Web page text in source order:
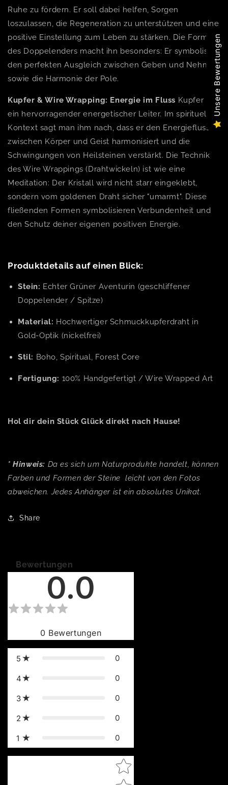
Ruhe zu fördern. Er soll dabei helfen, Sorgen
loszulassen, die Regeneration zu unterstützen und eine
positive Einstellung zum Leben zu stärken. Die Form
des Doppelenders macht ihn besonders: Er symbolisiert
den perfekten Ausgleich zwischen Geben und Nehmen
sowie die Harmonie der Pole.
Kupfer & Wire Wrapping: Energie im Fluss Kupfer ist
ein hervorragender energetischer Leiter. Im spirituellen
Kontext sagt man ihm nach, dass er den Energiefluss
zwischen Körper und Geist harmonisiert und die
Schwingungen von Heilsteinen verstärkt. Die Technik
des Wire Wrappings (Drahtwickeln) ist wie eine
Meditation: Der Kristall wird nicht starr eingeklebt,
sondern vom goldenen Draht sicher "umarmt". Diese
fließenden Formen symbolisieren Verbundenheit und
den Schutz deiner eigenen positiven Energie.
Produktdetails auf einen Blick:
Stein: Echter Grüner Aventurin (geschliffener
Doppelender / Spitze)
Material: Hochwertiger Schmuckkupferdraht in
Gold-Optik (nickelfrei)
Stil: Boho, Spiritual, Forest Core
Fertigung: 100% Handgefertigt / Wire Wrapped Art
Hol dir dein Stück Glück direkt nach Hause!
* Hinweis: Da es sich um Naturprodukte handelt, können
Farben und Formen der Steine leicht von den Fotos
abweichen. Jedes Anhänger ist ein absolutes Unikat.
Share
Bewertungen
0.0
0 Bewertungen
5 0
4 0
3 0
2 0
1 0
Star rating
Unsere Bewertungen